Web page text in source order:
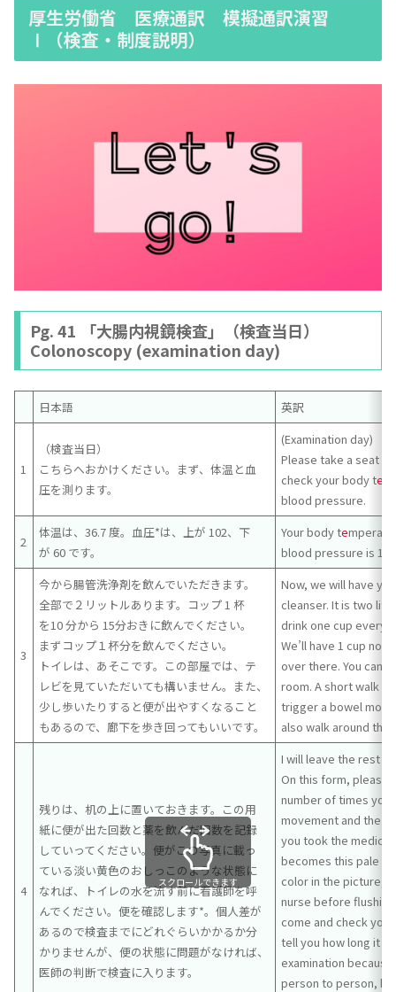
厚生労働省 医療通訳 模擬通訳演習
Ⅰ（検査・制度説明）
Pg. 41 「大腸内視鏡検査」（検査当日）
Colonoscopy (examination day)
日本語 英訳
1
（検査当日）
こちらへおかけください。まず、体温と血
圧を測ります。
(Examination day)
Please take a seat
check your body te
blood pressure.
2
体温は、36.7 度。血圧*は、上が 102、下
が 60 です。
Your body te
blood pressure is
3
今から腸管洗浄剤を飲んでいただきます。
全部で２リットルあります。コップ 1 杯
を10 分から 15分おきに飲んでください。
まずコップ１杯分を飲んでください。
トイレは、あそこです。この部屋では、テ
レビを見ていただいても構いません。また、
少し歩いたりすると便が出やすくなること
もあるので、廊下を歩き回ってもいいです。
Now, we will have
cleanser. It is two
drink one cup every
We’ll have 1 cup
over there. You can
room. A short walk
trigger a bowel
also walk around the
4
残りは、机の上に置いておきます。この用
紙に便が出た回数と薬を飲んだ回数を記録
していってください。便がこの写真に載っ
ている淡い黄色のおしっこのような状態に
なれば、トイレの水を流す前に看護師を呼
んでください。便を確認します*。個人差が
あるので検査までにどれぐらいかかるか分
かりませんが、便の状態に問題がなければ、
医師の判断で検査に入ります。
I will leave the rest
On this form, please
number of times you
movement and the
you took the
becomes this pale
color in the picture,
nurse before
come and check
tell you how long it
examination
person to person,
スクロールできます